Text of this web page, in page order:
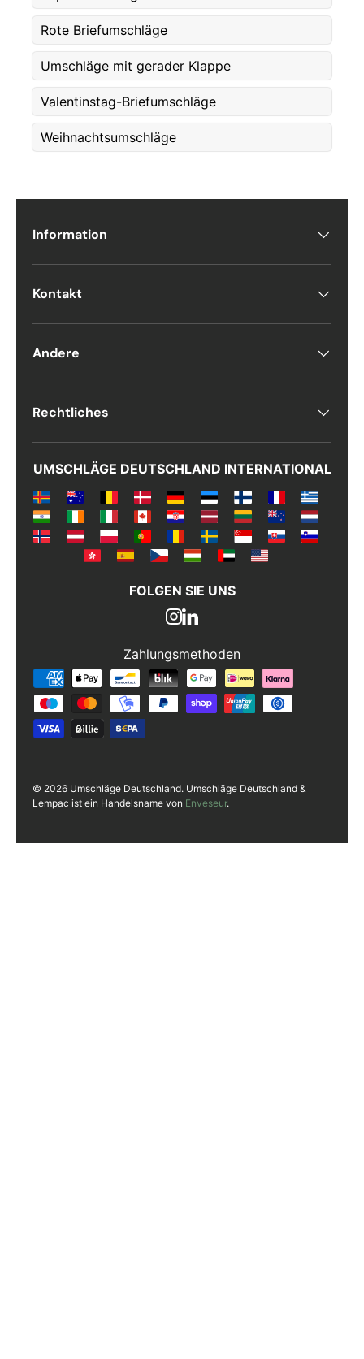
*
E-post *
Telefon
Postnummer *
Antall *
Rote Briefumschläge
Umschläge mit gerader Klappe
Valentinstag-Briefumschläge
Weihnachtsumschläge
Information
Kontakt
Andere
Rechtliches
UMSCHLÄGE DEUTSCHLAND INTERNATIONAL
FOLGEN SIE UNS
Zahlungsmethoden
Zahlungsmethoden
© 2026 Umschläge Deutschland. Umschläge Deutschland &
Lempac ist ein Handelsname von Enveseur.